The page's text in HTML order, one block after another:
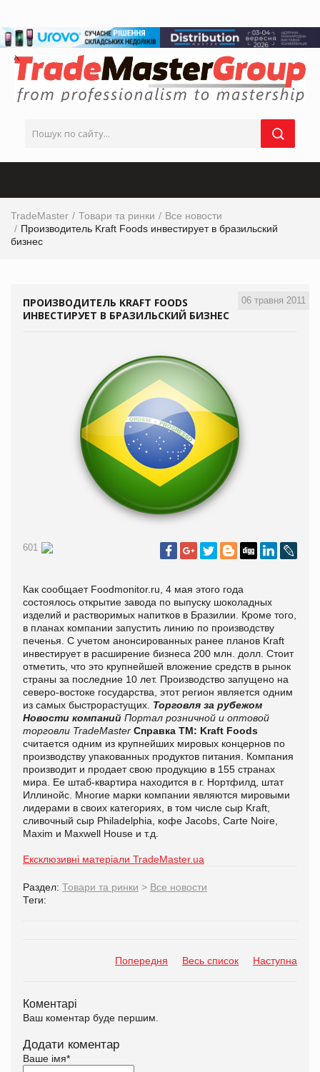
TradeMaster Товари та ринки
Все новости
Производитель Kraft Foods инвестирует в бразильский
бизнес
06 травня 2011
ПРОИЗВОДИТЕЛЬ KRAFT FOODS
ИНВЕСТИРУЕТ В БРАЗИЛЬСКИЙ БИЗНЕС
601
Как сообщает Foodmonitor.ru, 4 мая этого года
состоялось открытие завода по выпуску шоколадных
изделий и растворимых напитков в Бразилии. Кроме того,
в планах компании запустить линию по производству
печенья. С учетом анонсированных ранее планов Kraft
инвестирует в расширение бизнеса 200 млн. долл. Стоит
отметить, что это крупнейшей вложение средств в рынок
страны за последние 10 лет. Производство запущено на
северо-востоке государства, этот регион является одним
из самых быстрорастущих. Торговля за рубежом
Новости компаний Портал розничной и оптовой
торговли TradeMaster Справка ТМ: Kraft Foods
считается одним из крупнейших мировых концернов по
производству упакованных продуктов питания. Компания
производит и продает свою продукцию в 155 странах
мира. Ее штаб-квартира находится в г. Нортфилд, штат
Иллинойс. Многие марки компании являются мировыми
лидерами в своих категориях, в том числе сыр Kraft,
сливочный сыр Philadelphia, кофе Jacobs, Carte Noire,
Maxim и Maxwell House и т.д.
Ексклюзивні матеріали TradeMaster.ua
Раздел: Товари та ринки > Все новости
Теги:
Попередня Весь список Наступна
Коментарі
Ваш коментар буде першим.
Додати коментар
Ваше імя*